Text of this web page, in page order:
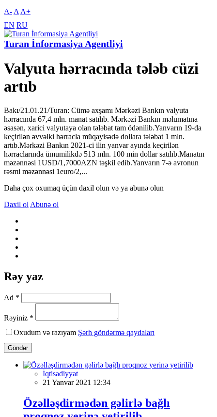
A- A A+
EN RU
Turan İnformasiya Agentliyi
Valyuta hərracında tələb cüzi
artıb
Bakı/21.01.21/Turan: Cümə axşamı Mərkəzi Bankın valyuta
hərracında 67,4 mln. manat satılıb. Mərkəzi Bankın məlumatına
əsasən, xarici valyutaya olan tələbat tam ödənilib.Yanvarın 19-da
keçirilən əvvəlki hərracla müqayisədə dollara tələbat 1 mln.
artıb.Mərkəzi Bankın 2021-ci ilin yanvar ayında keçirilən
hərraclarında ümumilikdə 513 mln. 100 min dollar satılıb.Manatın
məzənnəsi 1USD/1,7000AZN təşkil edib.Yanvarın 7-ə avronun
rəsmi məzənnəsi 1euro/2,...
Daha çox oxumaq üçün daxil olun və ya abunə olun
Daxil ol Abunə ol
Rəy yaz
Ad *
Rəyiniz *
Oxudum və razıyam Şərh göndərmə qaydaları
Göndər
İqtisadiyyat
21 Yanvar 2021 12:34
Özəlləşdirmədən gəlirlə bağlı